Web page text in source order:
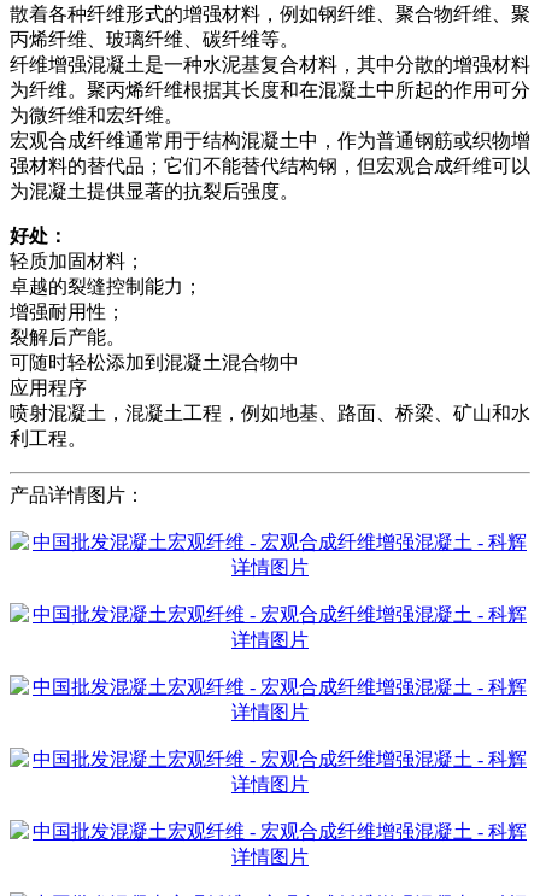
散着各种纤维形式的增强材料，例如钢纤维、聚合物纤维、聚
丙烯纤维、玻璃纤维、碳纤维等。
纤维增强混凝土是一种水泥基复合材料，其中分散的增强材料
为纤维。聚丙烯纤维根据其长度和在混凝土中所起的作用可分
为微纤维和宏纤维。
宏观合成纤维通常用于结构混凝土中，作为普通钢筋或织物增
强材料的替代品；它们不能替代结构钢，但宏观合成纤维可以
为混凝土提供显著的抗裂后强度。
好处：
轻质加固材料；
卓越的裂缝控制能力；
增强耐用性；
裂解后产能。
可随时轻松添加到混凝土混合物中
应用程序
喷射混凝土，混凝土工程，例如地基、路面、桥梁、矿山和水
利工程。
产品详情图片：